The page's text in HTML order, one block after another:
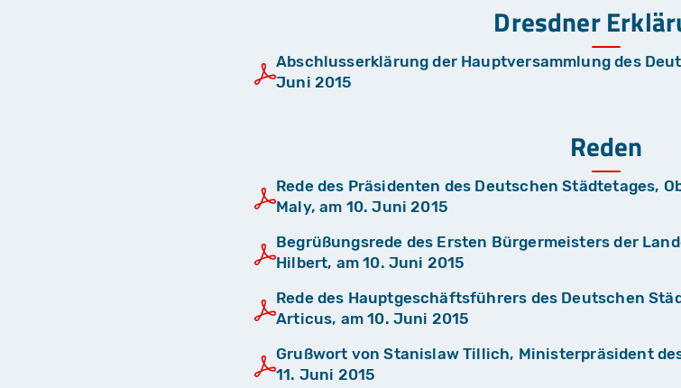
Dresdner
Abschlusserklärung der Hauptversammlung des
Juni 2015
Reden
Rede des Präsidenten des Deutschen Städtetages,
Maly, am 10. Juni 2015
Begrüßungsrede des Ersten Bürgermeisters der
Hilbert, am 10. Juni 2015
Rede des Hauptgeschäftsführers des Deutschen
Articus, am 10. Juni 2015
Grußwort von Stanislaw Tillich, Ministerpräsident
11. Juni 2015